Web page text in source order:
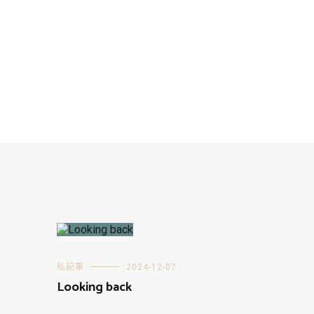
私記事 2024-12-07
Looking back